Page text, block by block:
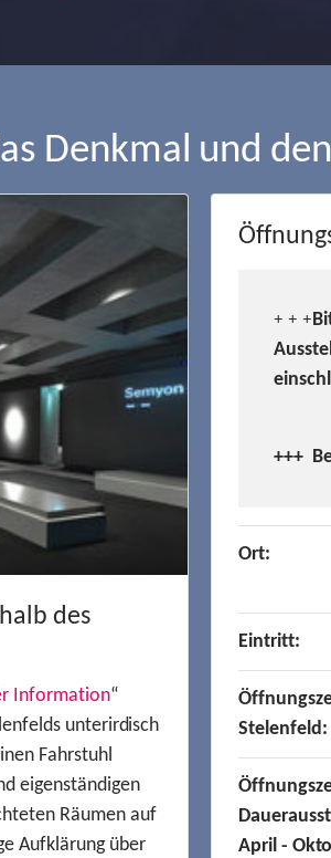
Denkmal und
des
Information“
unterirdisch
Fahrstuhl
eigenständigen
Räumen auf
Aufklärung über
+ + +
+++
Ort:
Eintritt:
Stelenfeld:
April -